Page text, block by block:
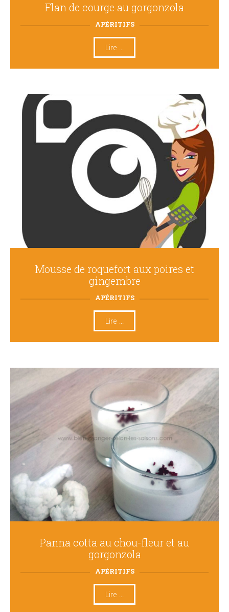
Flan de courge au gorgonzola
APÉRITIFS
Lire ...
Mousse de roquefort aux poires et
gingembre
APÉRITIFS
Lire ...
Panna cotta au chou-fleur et au
gorgonzola
APÉRITIFS
Lire ...